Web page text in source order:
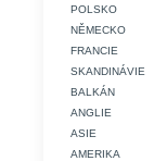
POLSKO
NĚMECKO
FRANCIE
SKANDINÁVIE
BALKÁN
ANGLIE
ASIE
AMERIKA